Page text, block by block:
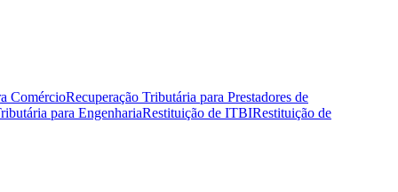
ComércioRecuperação Tributária para Prestadores de
para EngenhariaRestituição de ITBIRestituição de